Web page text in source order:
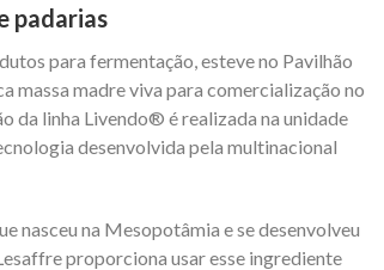
padarias
para fermentação, esteve no Pavilhão
massa madre viva para comercialização no
da linha Livendo® é realizada na unidade
desenvolvida pela multinacional
nasceu na Mesopotâmia e se desenvolveu
proporciona usar esse ingrediente